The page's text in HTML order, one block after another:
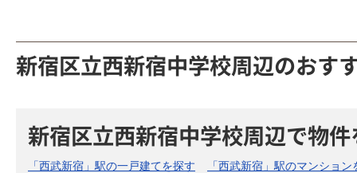
新宿区立西新宿中学校周辺のおす
新宿区立西新宿中学校周辺で物
「西武新宿」駅の一戸建てを探す
「西武新宿」駅のマンション